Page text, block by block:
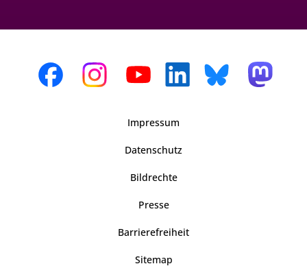
Impressum
Datenschutz
Bildrechte
Presse
Barrierefreiheit
Sitemap